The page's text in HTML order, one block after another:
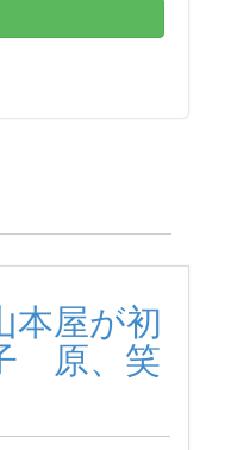
屋が初
原、笑